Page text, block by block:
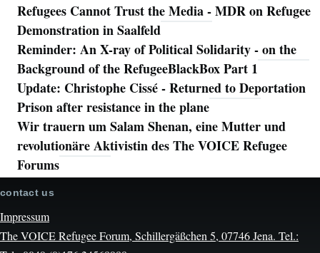
Refugees Cannot Trust the Media - MDR on Refugee
Demonstration in Saalfeld
Reminder: An X-ray of Political Solidarity - on the
Background of the RefugeeBlackBox Part 1
Update: Christophe Cissé - Returned to Deportation
Prison after resistance in the plane
Wir trauern um Salam Shenan, eine Mutter und
revolutionäre Aktivistin des The VOICE Refugee
Forums
contact us
Impressum
The VOICE Refugee Forum, Schillergäßchen 5, 07746 Jena. Tel.: